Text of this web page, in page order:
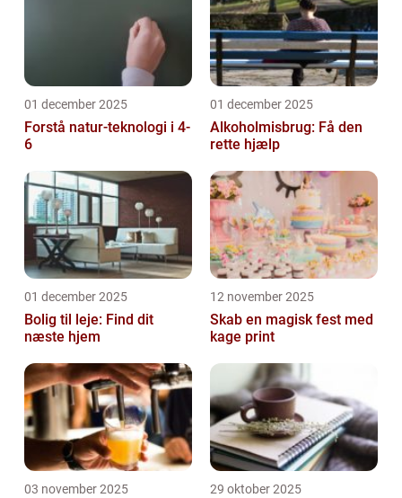
01 december 2025
Forstå natur-teknologi i 4-
6
01 december 2025
Alkoholmisbrug: Få den
rette hjælp
01 december 2025
Bolig til leje: Find dit
næste hjem
12 november 2025
Skab en magisk fest med
kage print
03 november 2025 29 oktober 2025